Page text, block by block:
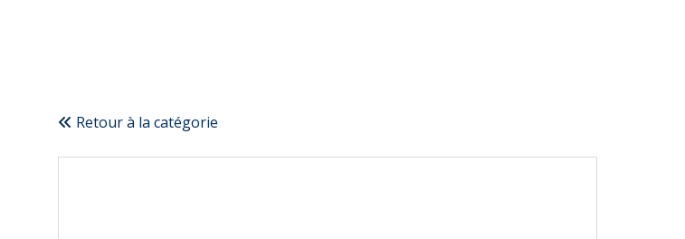
Retour à la catégorie